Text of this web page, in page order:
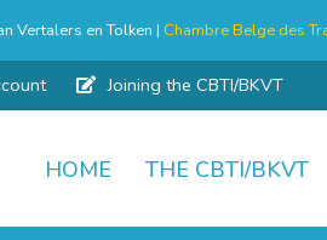
Vertalers en Tolken | Chambre Belge des
Joining the CBTI/BKVT
HOME THE CBTI/BKVT